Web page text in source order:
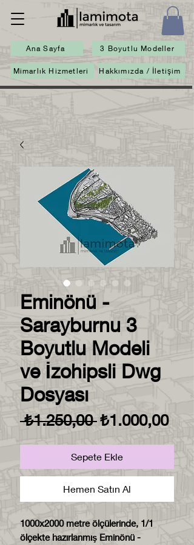
Ana Sayfa 3 Boyutlu Modeller
Mimarlık Hizmetleri Hakkımızda / İletişim
Eminönü -
Sarayburnu 3
Boyutlu Modeli
ve İzohipsli Dwg
Dosyası
₺1.250,00 Normal
Fiyat
₺1.000,00
Fiyat
Sepete Ekle
Hemen Satın Al
1000x2000 metre ölçülerinde, 1/1
ölçekte hazırlanmış Eminönü -